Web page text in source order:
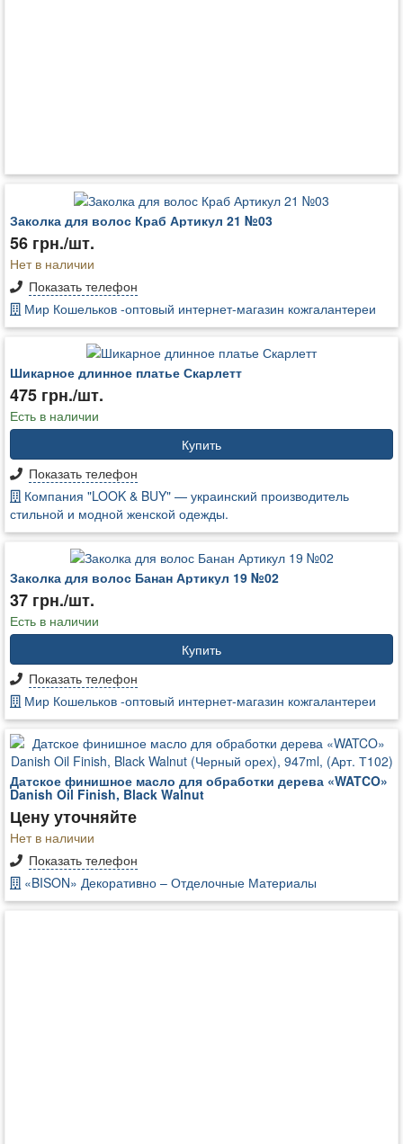
Заколка для волос Краб Артикул 21 №03
56 грн./шт.
Нет в наличии
Показать телефон
Мир Кошельков -оптовый интернет-магазин кожгалантереи
Шикарное длинное платье Скарлетт
475 грн./шт.
Есть в наличии
Купить
Показать телефон
Компания "LOOK & BUY" — украинский производитель
стильной и модной женской одежды.
Заколка для волос Банан Артикул 19 №02
37 грн./шт.
Есть в наличии
Купить
Показать телефон
Мир Кошельков -оптовый интернет-магазин кожгалантереи
Датское финишное масло для обработки дерева «WATCO»
Danish Oil Finish, Black Walnut
Цену уточняйте
Нет в наличии
Показать телефон
«BISON» Декоративно – Отделочные Материалы